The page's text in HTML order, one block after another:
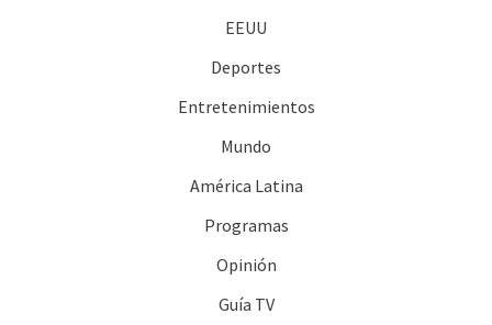
EEUU
Deportes
Entretenimientos
Mundo
América Latina
Programas
Opinión
Guía TV